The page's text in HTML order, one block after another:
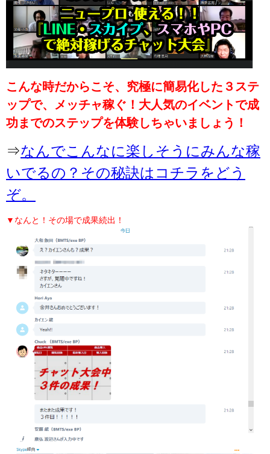
こんな時だからこそ、究極に簡易化した３ステ
ップで、メッチャ稼ぐ！大人気のイベントで成
功までのステップを体験しちゃいましょう！
⇒なんでこんなに楽しそうにみんな稼
いでるの？その秘訣はコチラをどう
ぞ。
▼なんと！その場で成果続出！